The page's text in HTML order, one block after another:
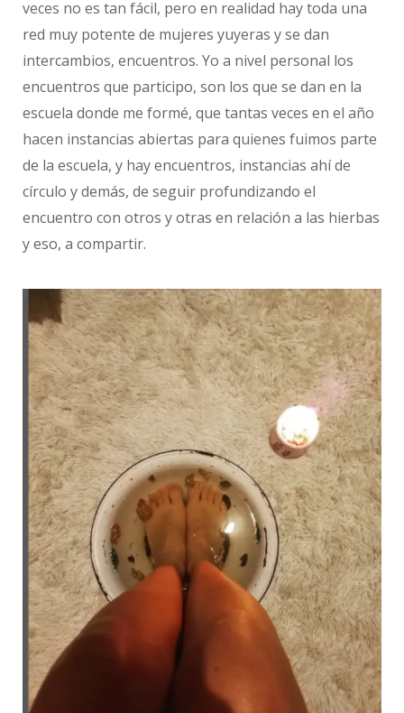
veces no es tan fácil, pero en realidad hay toda una
red muy potente de mujeres yuyeras y se dan
intercambios, encuentros. Yo a nivel personal los
encuentros que participo, son los que se dan en la
escuela donde me formé, que tantas veces en el año
hacen instancias abiertas para quienes fuimos parte
de la escuela, y hay encuentros, instancias ahí de
círculo y demás, de seguir profundizando el
encuentro con otros y otras en relación a las hierbas
y eso, a compartir.